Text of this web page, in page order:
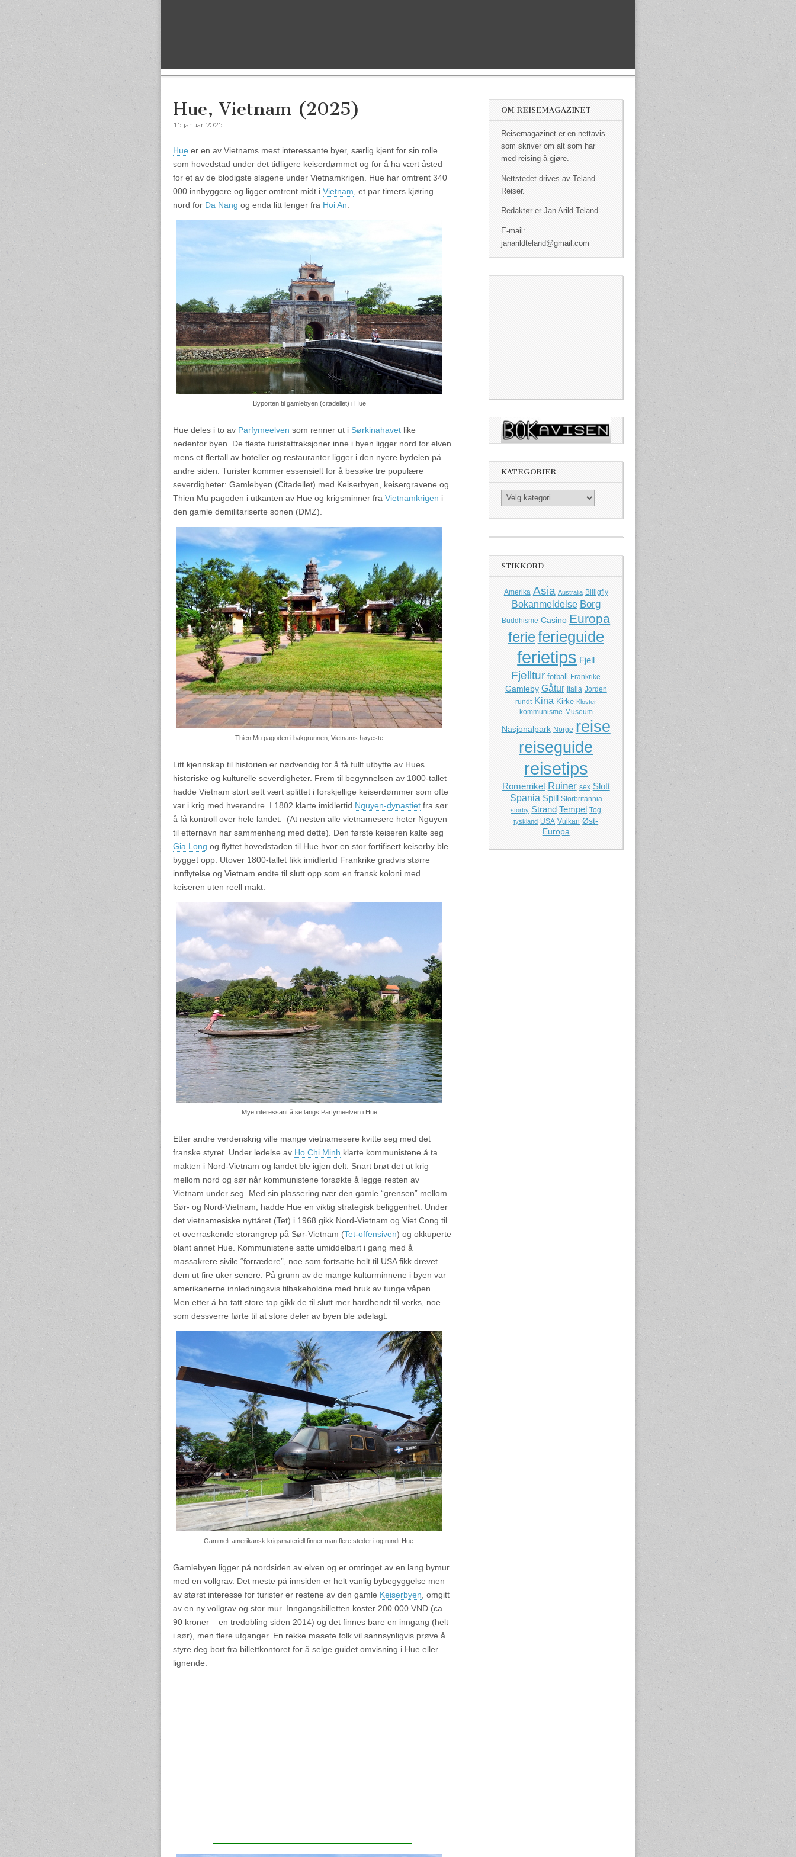
Hue, Vietnam (2025)
15. januar, 2025
Hue er en av Vietnams mest interessante byer, særlig kjent for sin rolle
som hovedstad under det tidligere keiserdømmet og for å ha vært åsted
for et av de blodigste slagene under Vietnamkrigen. Hue har omtrent 340
000 innbyggere og ligger omtrent midt i Vietnam, et par timers kjøring
nord for Da Nang og enda litt lenger fra Hoi An.
Byporten til gamlebyen (citadellet) i Hue
Hue deles i to av Parfymeelven som renner ut i Sørkinahavet like
nedenfor byen. De fleste turistattraksjoner inne i byen ligger nord for elven
mens et flertall av hoteller og restauranter ligger i den nyere bydelen på
andre siden. Turister kommer essensielt for å besøke tre populære
severdigheter: Gamlebyen (Citadellet) med Keiserbyen, keisergravene og
Thien Mu pagoden i utkanten av Hue og krigsminner fra Vietnamkrigen i
den gamle demilitariserte sonen (DMZ).
Thien Mu pagoden i bakgrunnen, Vietnams høyeste
Litt kjennskap til historien er nødvendig for å få fullt utbytte av Hues
historiske og kulturelle severdigheter. Frem til begynnelsen av 1800-tallet
hadde Vietnam stort sett vært splittet i forskjellige keiserdømmer som ofte
var i krig med hverandre. I 1802 klarte imidlertid Nguyen-dynastiet fra sør
å få kontroll over hele landet. (At nesten alle vietnamesere heter Nguyen
til etternavn har sammenheng med dette). Den første keiseren kalte seg
Gia Long og flyttet hovedstaden til Hue hvor en stor fortifisert keiserby ble
bygget opp. Utover 1800-tallet fikk imidlertid Frankrike gradvis større
innflytelse og Vietnam endte til slutt opp som en fransk koloni med
keiseren uten reell makt.
Mye interessant å se langs Parfymeelven i Hue
Etter andre verdenskrig ville mange vietnamesere kvitte seg med det
franske styret. Under ledelse av Ho Chi Minh klarte kommunistene å ta
makten i Nord-Vietnam og landet ble igjen delt. Snart brøt det ut krig
mellom nord og sør når kommunistene forsøkte å legge resten av
Vietnam under seg. Med sin plassering nær den gamle “grensen” mellom
Sør- og Nord-Vietnam, hadde Hue en viktig strategisk beliggenhet. Under
det vietnamesiske nyttåret (Tet) i 1968 gikk Nord-Vietnam og Viet Cong til
et overraskende storangrep på Sør-Vietnam (Tet-offensiven) og okkuperte
blant annet Hue. Kommunistene satte umiddelbart i gang med å
massakrere sivile “forrædere”, noe som fortsatte helt til USA fikk drevet
dem ut fire uker senere. På grunn av de mange kulturminnene i byen var
amerikanerne innledningsvis tilbakeholdne med bruk av tunge våpen.
Men etter å ha tatt store tap gikk de til slutt mer hardhendt til verks, noe
som dessverre førte til at store deler av byen ble ødelagt.
Gammelt amerikansk krigsmateriell finner man flere steder i og rundt Hue.
Gamlebyen ligger på nordsiden av elven og er omringet av en lang bymur
med en vollgrav. Det meste på innsiden er helt vanlig bybegyggelse men
av størst interesse for turister er restene av den gamle Keiserbyen, omgitt
av en ny vollgrav og stor mur. Inngangsbilletten koster 200 000 VND (ca.
90 kroner – en tredobling siden 2014) og det finnes bare en inngang (helt
i sør), men flere utganger. En rekke masete folk vil sannsynligvis prøve å
styre deg bort fra billettkontoret for å selge guidet omvisning i Hue eller
lignende.
OM REISEMAGAZINET
Reisemagazinet er en nettavis
som skriver om alt som har
med reising å gjøre.
Nettstedet drives av Teland
Reiser.
Redaktør er Jan Arild Teland
E-mail:
janarildteland@gmail.com
KATEGORIER
Kategorier
STIKKORD
Amerika Asia Australia Billigfly
Bokanmeldelse Borg
Buddhisme Casino Europa
ferieferieguide
ferietips Fjell
Fjelltur fotball Frankrike
Gamleby Gåtur Italia Jorden
rundt Kina Kirke Kloster
kommunisme Museum
Nasjonalpark Norge reise
reiseguide
reisetips
Romerriket Ruiner sex Slott
Spania Spill Storbritannia
storby Strand Tempel Tog
tyskland USA Vulkan Øst-
Europa